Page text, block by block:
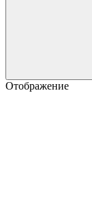
Отображение